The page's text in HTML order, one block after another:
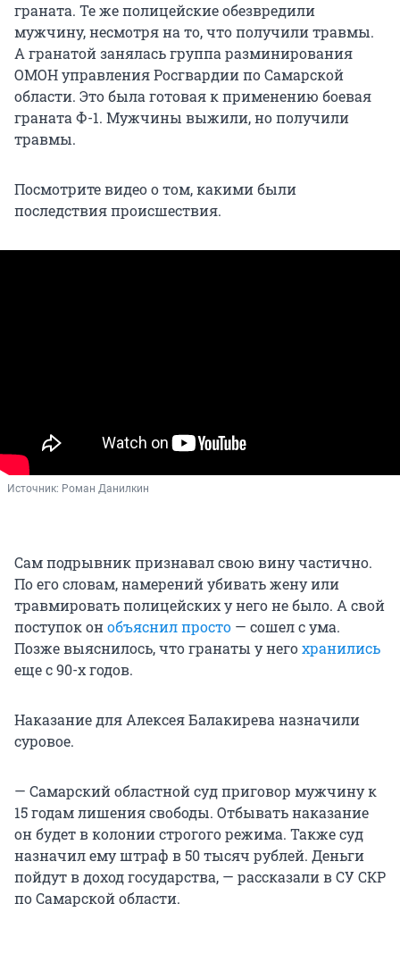
граната. Те же полицейские обезвредили
мужчину, несмотря на то, что получили травмы.
А гранатой занялась группа разминирования
ОМОН управления Росгвардии по Самарской
области. Это была готовая к применению боевая
граната Ф-1. Мужчины выжили, но получили
травмы.
Посмотрите видео о том, какими были
последствия происшествия.
Источник: Роман Данилкин
Сам подрывник признавал свою вину частично.
По его словам, намерений убивать жену или
травмировать полицейских у него не было. А свой
поступок онобъяснил просто — сошел с ума.
Позже выяснилось, что гранаты у негохранились
еще с 90-х годов.
Наказание для Алексея Балакирева назначили
суровое.
— Самарский областной суд приговор мужчину к
15 годам лишения свободы. Отбывать наказание
он будет в колонии строгого режима. Также суд
назначил ему штраф в 50 тысяч рублей. Деньги
пойдут в доход государства, — рассказали в СУ СКР
по Самарской области.